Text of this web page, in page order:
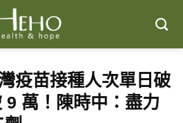
疫苗接種人次單日破
9 萬！陳時中：盡力